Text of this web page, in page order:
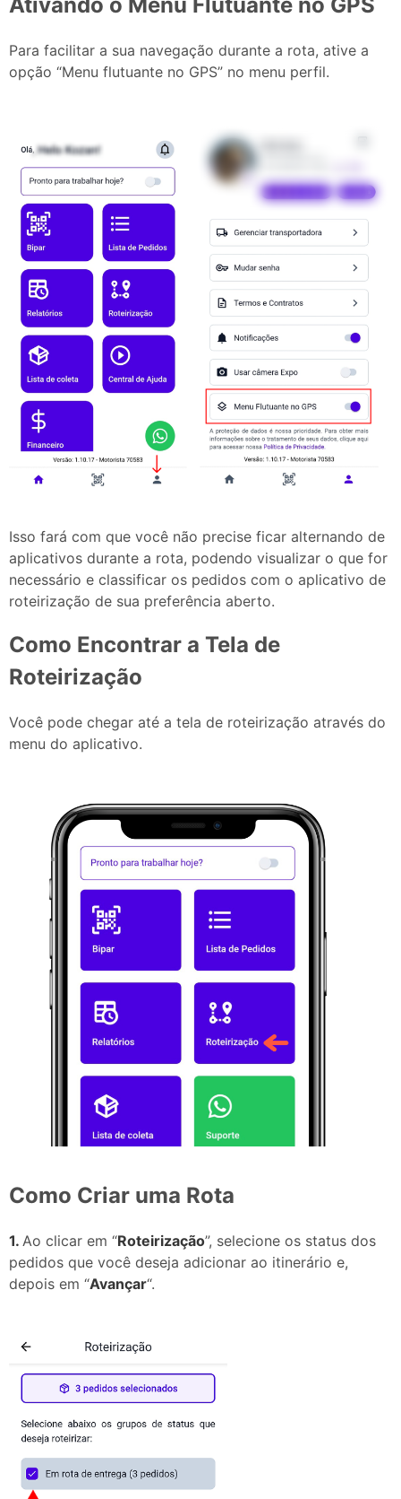
Para facilitar a sua navegação durante a rota, ative a
opção “Menu flutuante no GPS” no menu perfil.
Isso fará com que você não precise ficar alternando de
aplicativos durante a rota, podendo visualizar o que for
necessário e classificar os pedidos com o aplicativo de
roteirização de sua preferência aberto.
Como Encontrar a Tela de
Roteirização
Você pode chegar até a tela de roteirização através do
menu do aplicativo.
Como Criar uma Rota
1. Ao clicar em “Roteirização”, selecione os status dos
pedidos que você deseja adicionar ao itinerário e,
depois em “Avançar“.